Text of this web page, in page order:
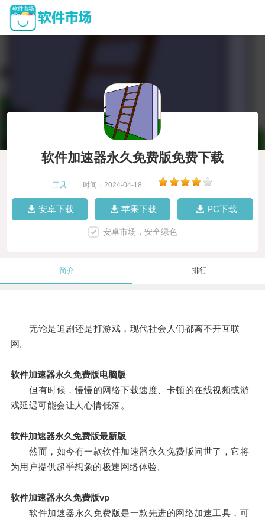
软件加速器永久免费版免费下载
工具 时间：2024-04-18
安卓下载 苹果下载 PC下载
安卓市场，安全绿色
简介 排行
无论是追剧还是打游戏，现代社会人们都离不开互联
网。
软件加速器永久免费版电脑版
但有时候，慢慢的网络下载速度、卡顿的在线视频或游
戏延迟可能会让人心情低落。
软件加速器永久免费版最新版
然而，如今有一款软件加速器永久免费版问世了，它将
为用户提供超乎想象的极速网络体验。
软件加速器永久免费版vp
软件加速器永久免费版是一款先进的网络加速工具，可